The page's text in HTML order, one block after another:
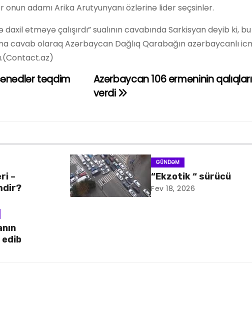
adamı Arika Arutyunyanı özlərinə lider seçsinlər.
etməyə çalışırdı” sualının cavabında Sarkisyan deyib ki,
cavab olaraq Azərbaycan Dağlıq Qarabağın azərbaycanlı
Azərbaycan 106 erməninin
verdi
təqdim
–
GÜNDƏM
“Ekzotik “ sürücü
Fev 18, 2026